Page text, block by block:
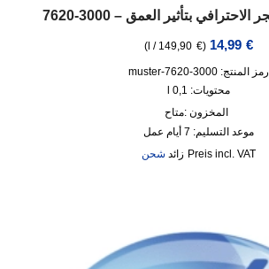
بتأثير العمق – 3000-7620
14,99 €
(
149,90 €
/
l
)
رمز المنتج: 3000-7620-muster
محتويات: 0,1
l
المخزون :متاح
موعد التسليم: 7 أيام عمل
incl. VAT
زائد شحن